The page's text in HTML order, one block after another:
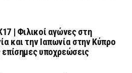
| Φιλικοί αγώνες στη
και την Ιαπωνία στην Κύπρο
επίσημες υποχρεώσεις